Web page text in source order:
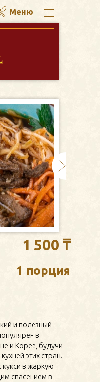
Меню
1 500 ₸
1 порция
и полезный
в
и Корее, будучи
этих стран.
в жаркую
спасением в